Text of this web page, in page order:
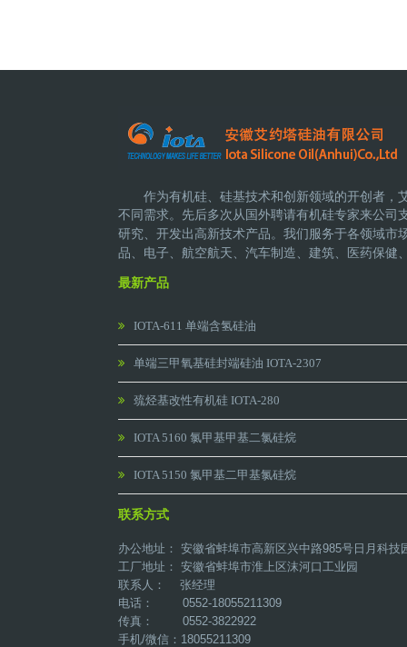
作为有机硅、硅基技术和创新领域的开创者，
不同需求。先后多次从国外聘请有机硅专家来公司
研究、开发出高新技术产品。 我们服务于各领域市
品、电子、航空航天、汽车制造、建筑、医药保健
最新产品
IOTA-611 单端含氢硅油
单端三甲氧基硅封端硅油 IOTA-2307
巯烃基改性有机硅 IOTA-280
IOTA 5160 氯甲基甲基二氯硅烷
IOTA 5150 氯甲基二甲基氯硅烷
联系方式
办公地址： 安徽省蚌埠市高新区兴中路985号日月科技
工厂地址： 安徽省蚌埠市淮上区沫河口工业园
联系人： 张经理
电话： 0552-18055211309
传真： 0552-3822922
手机/微信：18055211309